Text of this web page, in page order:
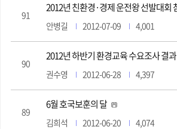
91
안병길 2012-07-09 4,001
90
2012년 하반기 환경교육 수요조사 결과
권수영 2012-06-28 4,397
89
6월 호국보훈의 달
김희석 2012-06-20 4,074